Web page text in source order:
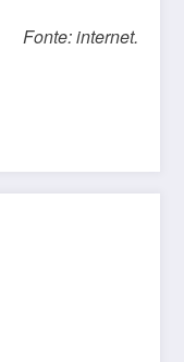
Fonte: internet.